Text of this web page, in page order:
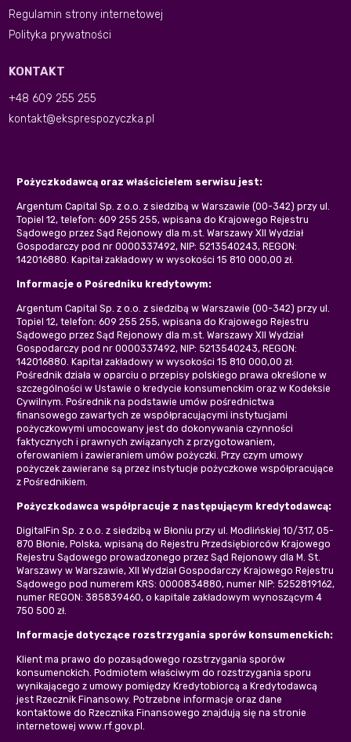
Regulamin strony internetowej
Polityka prywatności
KONTAKT
+48 609 255 255
kontakt@eksprespozyczka.pl
Pożyczkodawcą oraz właścicielem serwisu jest:
Argentum Capital Sp. z o.o. z siedzibą w Warszawie (00-342) przy ul.
Topiel 12, telefon: 609 255 255, wpisana do Krajowego Rejestru
Sądowego przez Sąd Rejonowy dla m.st. Warszawy XII Wydział
Gospodarczy pod nr 0000337492, NIP: 5213540243, REGON:
142016880. Kapitał zakładowy w wysokości 15 810 000,00 zł.
Informacje o Pośredniku kredytowym:
Argentum Capital Sp. z o.o. z siedzibą w Warszawie (00-342) przy ul.
Topiel 12, telefon: 609 255 255, wpisana do Krajowego Rejestru
Sądowego przez Sąd Rejonowy dla m.st. Warszawy XII Wydział
Gospodarczy pod nr 0000337492, NIP: 5213540243, REGON:
142016880. Kapitał zakładowy w wysokości 15 810 000,00 zł.
Pośrednik działa w oparciu o przepisy polskiego prawa określone w
szczególności w Ustawie o kredycie konsumenckim oraz w Kodeksie
Cywilnym. Pośrednik na podstawie umów pośrednictwa
finansowego zawartych ze współpracującymi instytucjami
pożyczkowymi umocowany jest do dokonywania czynności
faktycznych i prawnych związanych z przygotowaniem,
oferowaniem i zawieraniem umów pożyczki. Przy czym umowy
pożyczek zawierane są przez instytucje pożyczkowe współpracujące
z Pośrednikiem.
Pożyczkodawca współpracuje z następującym kredytodawcą:
DigitalFin Sp. z o.o. z siedzibą w Błoniu przy ul. Modlińskiej 10/317, 05-
870 Błonie, Polska, wpisaną do Rejestru Przedsiębiorców Krajowego
Rejestru Sądowego prowadzonego przez Sąd Rejonowy dla M. St.
Warszawy w Warszawie, XII Wydział Gospodarczy Krajowego Rejestru
Sądowego pod numerem KRS: 0000834880, numer NIP: 5252819162,
numer REGON: 385839460, o kapitale zakładowym wynoszącym 4
750 500 zł.
Informacje dotyczące rozstrzygania sporów konsumenckich:
Klient ma prawo do pozasądowego rozstrzygania sporów
konsumenckich. Podmiotem właściwym do rozstrzygania sporu
wynikającego z umowy pomiędzy Kredytobiorcą a Kredytodawcą
jest Rzecznik Finansowy. Potrzebne informacje oraz dane
kontaktowe do Rzecznika Finansowego znajdują się na stronie
internetowej www.rf.gov.pl.